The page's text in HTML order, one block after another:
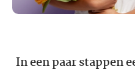
In een paar stappen